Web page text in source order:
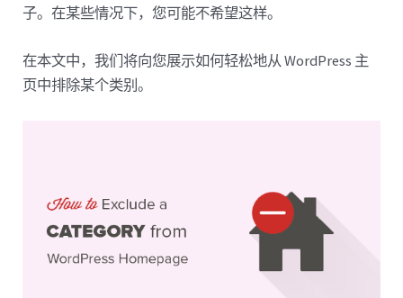
子。在某些情况下，您可能不希望这样。
在本文中，我们将向您展示如何轻松地从 WordPress 主
页中排除某个类别。